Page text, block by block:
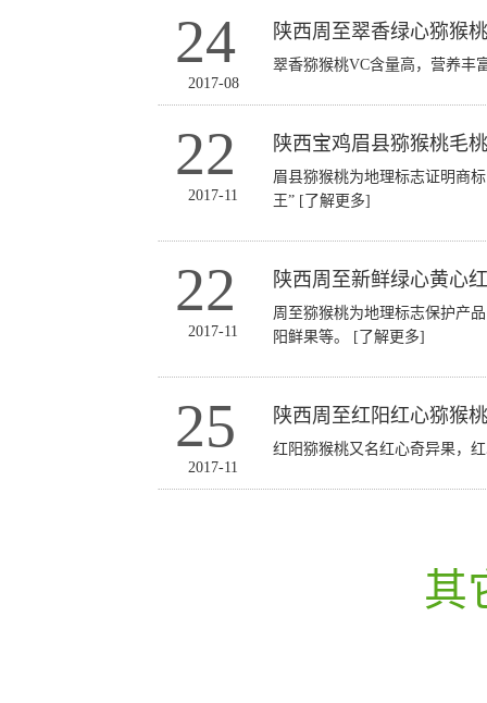
24
2017-08
陕西周至翠香绿心猕猴
翠香猕猴桃VC含量高，营养丰
22
2017-11
陕西宝鸡眉县猕猴桃毛
眉县猕猴桃为地理标志证明商
王” [了解更多]
22
2017-11
陕西周至新鲜绿心黄心
周至猕猴桃为地理标志保护产
阳鲜果等。 [了解更多]
25
2017-11
陕西周至红阳红心猕猴
红阳猕猴桃又名红心奇异果，
其